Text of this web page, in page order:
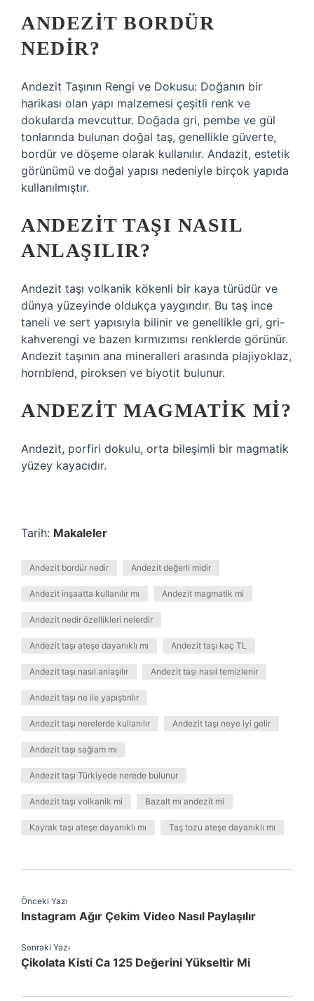
ANDEZIT BORDÜR
NEDIR?
Andezit Taşının Rengi ve Dokusu: Doğanın bir
harikası olan yapı malzemesi çeşitli renk ve
dokularda mevcuttur. Doğada gri, pembe ve gül
tonlarında bulunan doğal taş, genellikle güverte,
bordür ve döşeme olarak kullanılır. Andazit, estetik
görünümü ve doğal yapısı nedeniyle birçok yapıda
kullanılmıştır.
ANDEZIT TAŞI NASIL
ANLAŞILIR?
Andezit taşı volkanik kökenli bir kaya türüdür ve
dünya yüzeyinde oldukça yaygındır. Bu taş ince
taneli ve sert yapısıyla bilinir ve genellikle gri, gri-
kahverengi ve bazen kırmızımsı renklerde görünür.
Andezit taşının ana mineralleri arasında plajiyoklaz,
hornblend, piroksen ve biyotit bulunur.
ANDEZIT MAGMATIK MI?
Andezit, porfiri dokulu, orta bileşimli bir magmatik
yüzey kayacıdır.
Tarih: Makaleler
Andezit bordür nedir Andezit değerli midir
Andezit inşaatta kullanılır mı Andezit magmatik mi
Andezit nedir özellikleri nelerdir
Andezit taşı ateşe dayanıklı mı Andezit taşı kaç TL
Andezit taşı nasıl anlaşılır Andezit taşı nasıl temizlenir
Andezit taşı ne ile yapıştırılır
Andezit taşı nerelerde kullanılır Andezit taşı neye iyi gelir
Andezit taşı sağlam mı
Andezit taşı Türkiyede nerede bulunur
Andezit taşı volkanik mi Bazalt mı andezit mi
Kayrak taşı ateşe dayanıklı mı Taş tozu ateşe dayanıklı mı
Önceki Yazı
Instagram Ağır Çekim Video Nasıl Paylaşılır
Sonraki Yazı
Çikolata Kisti Ca 125 Değerini Yükseltir Mi